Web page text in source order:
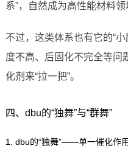
系”，自然成为高性能材料领
不过，这类体系也有它的“
度不高、后固化不完全等问
化剂来“拉一把”。
四、dbu的“独舞”与“群舞”
1. dbu的“独舞”——单一催化作用